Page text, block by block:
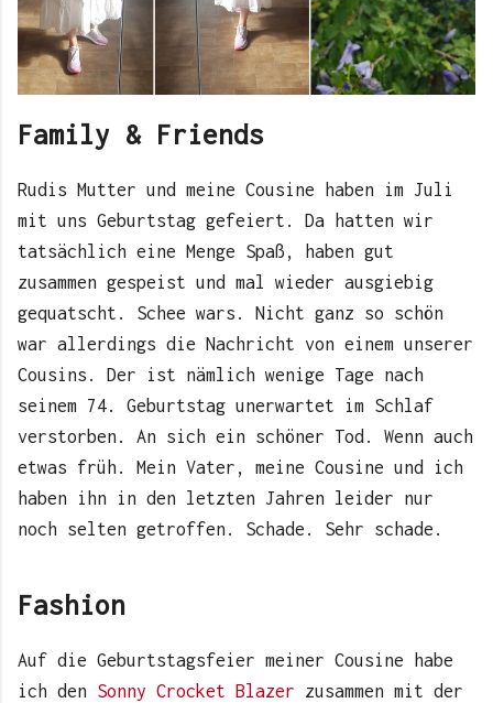
Family & Friends
Rudis Mutter und meine Cousine haben im Juli
mit uns Geburtstag gefeiert. Da hatten wir
tatsächlich eine Menge Spaß, haben gut
zusammen gespeist und mal wieder ausgiebig
gequatscht. Schee wars. Nicht ganz so schön
war allerdings die Nachricht von einem unserer
Cousins. Der ist nämlich wenige Tage nach
seinem 74. Geburtstag unerwartet im Schlaf
verstorben. An sich ein schöner Tod. Wenn auch
etwas früh. Mein Vater, meine Cousine und ich
haben ihn in den letzten Jahren leider nur
noch selten getroffen. Schade. Sehr schade.
Fashion
Auf die Geburtstagsfeier meiner Cousine habe
ich den Sonny Crocket Blazer zusammen mit der